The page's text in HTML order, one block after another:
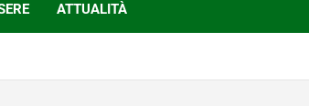
ATTUALITÀ